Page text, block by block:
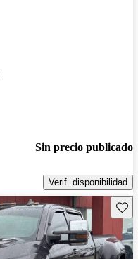
Sin precio publicado
Verif. disponibilidad